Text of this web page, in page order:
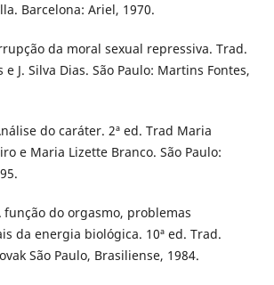
Barcelona: Ariel, 1970.
da moral sexual repressiva. Trad.
J. Silva Dias. São Paulo: Martins Fontes,
do caráter. 2ª ed. Trad Maria
e Maria Lizette Branco. São Paulo:
função do orgasmo, problemas
da energia biológica. 10ª ed. Trad.
São Paulo, Brasiliense, 1984.